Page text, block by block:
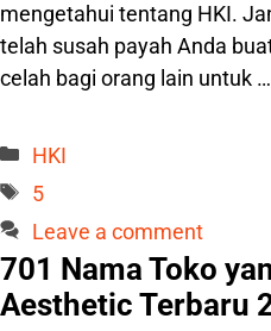
mengetahui tentang HKI.
telah susah payah Anda
celah bagi orang lain untuk …
Categories
HKI
Tags
5
Leave a comment
701 Nama Toko
Aesthetic Terbaru